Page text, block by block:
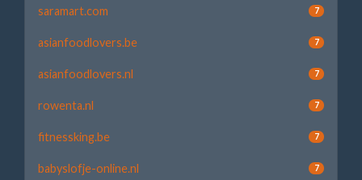
saramart.com 7
asianfoodlovers.be 7
asianfoodlovers.nl 7
rowenta.nl 7
fitnessking.be 7
babyslofje-online.nl 7